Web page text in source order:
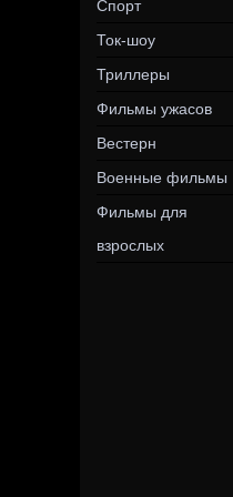
Спорт
Ток-шоу
Триллеры
Фильмы ужасов
Вестерн
Военные фильмы
Фильмы для
взрослых